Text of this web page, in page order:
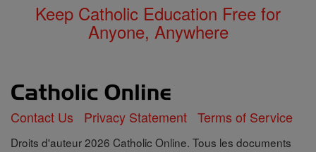
Keep Catholic Education Free for
Anyone, Anywhere
Contact Us Privacy Statement Terms of Service
Droits d'auteur 2026 Catholic Online. Tous les documents